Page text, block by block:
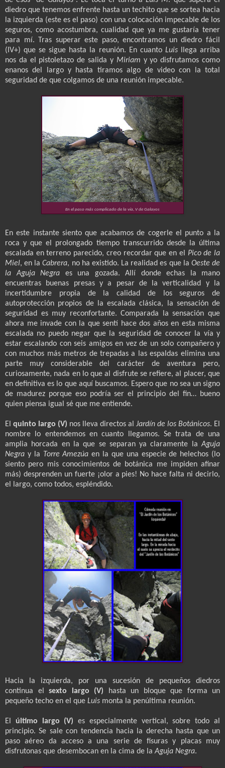
diedro que tenemos enfrente hasta un techito que se sortea hacia
la izquierda (este es el paso) con una colocación impecable de los
seguros, como acostumbra, cualidad que ya me gustaría tener
para mí. Tras superar este paso, encontramos un diedro fácil
(IV+) que se sigue hasta la reunión. En cuanto Luis llega arriba
nos da el pistoletazo de salida y Miriam y yo disfrutamos como
enanos del largo y hasta tiramos algo de video con la total
seguridad de que colgamos de una reunión impecable.
En el paso más complicado de la vía, V de Galayos
En este instante siento que acabamos de cogerle el punto a la
roca y que el prolongado tiempo transcurrido desde la última
escalada en terreno parecido, creo recordar que en el Pico de la
Miel, en laCabrera, no ha existido. La realidad es que la Oeste de
la Aguja Negra es una gozada. Allí donde echas la mano
encuentras buenas presas y a pesar de la verticalidad y la
incertidumbre propia de la calidad de los seguros de
autoprotección propios de la escalada clásica, la sensación de
seguridad es muy reconfortante. Comparada la sensación que
ahora me invade con la que sentí hace dos años en esta misma
escalada no puedo negar que la seguridad de conocer la vía y
estar escalando con seis amigos en vez de un solo compañero y
con muchos más metros de trepadas a las espaldas elimina una
parte muy considerable del carácter de aventura pero,
curiosamente, nada en lo que al disfrute se refiere, al placer, que
en definitiva es lo que aquí buscamos. Espero que no sea un signo
de madurez porque eso podría ser el principio del fin… bueno
quien piensa igual sé que me entiende.
El quinto largo (V) nos lleva directos al Jardín de los Botánicos. El
nombre lo entendemos en cuanto llegamos. Se trata de una
amplia horcada en la que se separan ya claramente laAguja
Negra y la Torre Amezúa en la que una especie de helechos (lo
siento pero mis conocimientos de botánica me impiden afinar
más) desprenden un fuerte ¡olor a pies! No hace falta ni decirlo,
el largo, como todos, espléndido.
Hacia la izquierda, por una sucesión de pequeños diedros
continua el sexto largo (V) hasta un bloque que forma un
pequeño techo en el que Luis monta la penúltima reunión.
El último largo (V)es especialmente vertical, sobre todo al
principio. Se sale con tendencia hacia la derecha hasta que un
paso aéreo da acceso a una serie de fisuras y placas muy
disfrutonas que desembocan en la cima de laAguja Negra.